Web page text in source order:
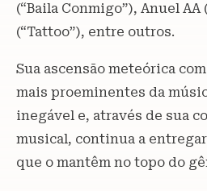
(“Baila Conmigo”), Anuel AA
(“Tattoo”), entre outros.
Sua ascensão meteórica
mais proeminentes da
inegável e, através de sua
musical, continua a
que o mantêm no topo do